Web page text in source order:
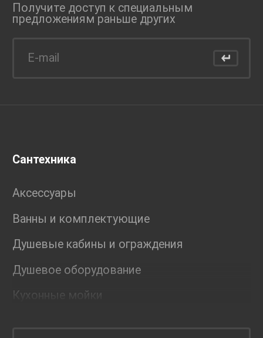
Получите доступ к специальным
предложениям раньше других
Сантехника
Аксессуары
Ванны и комплектующие
Душевые кабины и ограждения
Душевое оборудование
Кухонные мойки